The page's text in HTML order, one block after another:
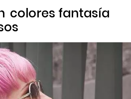
colores fantasía